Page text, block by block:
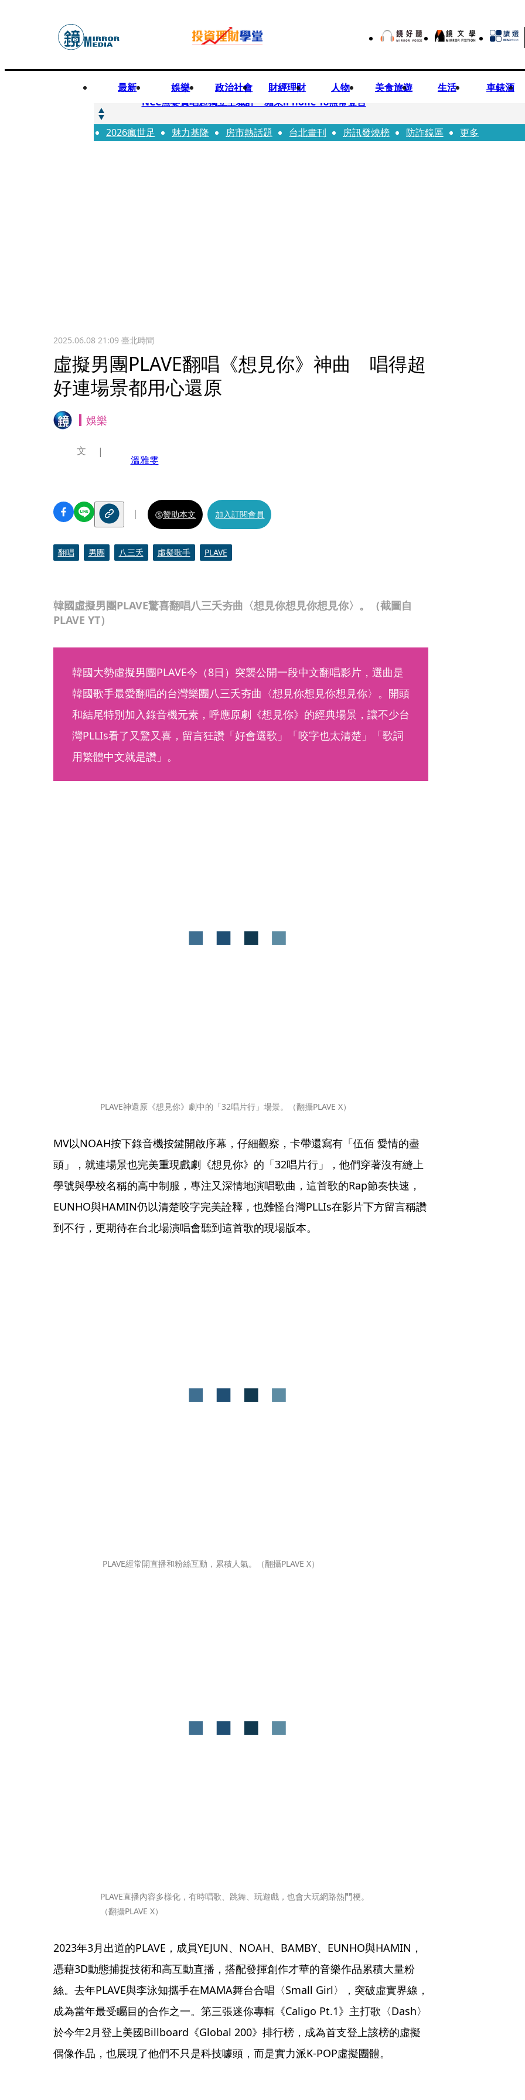
最新 娛樂 政治社會 財經理財 人物 美食旅遊 生活 車錶酒
快訊
NCC無委員唱起獨立空城計 蘋果iPhone 18照常登台
快訊
六強片齊聚桃影 小薰《祖先鬼》回桃影娘家 《長安的荔枝》桃影加映一票難求
2026瘋世足 魅力基隆 房市熱話題 台北畫刊 房訊發燒榜 防詐鏡區 更多
2025.06.08 21:09臺北時間
虛擬男團PLAVE翻唱《想見你》神曲 唱得超
好連場景都用心還原
娛樂
韓國虛擬男團PLAVE驚喜翻唱八三夭夯曲〈想見你想見你想見你〉。（截圖自
PLAVE YT）
文
溫雅雯
贊助本文 加入訂閱會員
翻唱 男團 八三夭 虛擬歌手 PLAVE
韓國大勢虛擬男團PLAVE今（8日）突襲公開一段中文翻唱影片，選曲是
韓國歌手最愛翻唱的台灣樂團八三夭夯曲〈想見你想見你想見你〉。開頭
和結尾特別加入錄音機元素，呼應原劇《想見你》的經典場景，讓不少台
灣PLLIs看了又驚又喜，留言狂讚「好會選歌」「咬字也太清楚」「歌詞
用繁體中文就是讚」。
PLAVE神還原《想見你》劇中的「32唱片行」場景。（翻攝PLAVE X）
MV以NOAH按下錄音機按鍵開啟序幕，仔細觀察，卡帶還寫有「伍佰 愛情的盡
頭」，就連場景也完美重現戲劇《想見你》的「32唱片行」，他們穿著沒有縫上
學號與學校名稱的高中制服，專注又深情地演唱歌曲，這首歌的Rap節奏快速，
EUNHO與HAMIN仍以清楚咬字完美詮釋，也難怪台灣PLLIs在影片下方留言稱讚
到不行，更期待在台北場演唱會聽到這首歌的現場版本。
PLAVE經常開直播和粉絲互動，累積人氣。（翻攝PLAVE X）
PLAVE直播內容多樣化，有時唱歌、跳舞、玩遊戲，也會大玩網路熱門梗。
（翻攝PLAVE X）
2023年3月出道的PLAVE，成員YEJUN、NOAH、BAMBY、EUNHO與HAMIN，
憑藉3D動態捕捉技術和高互動直播，搭配發揮創作才華的音樂作品累積大量粉
絲。去年PLAVE與李泳知攜手在MAMA舞台合唱〈Small Girl〉，突破虛實界線，
成為當年最受矚目的合作之一。第三張迷你專輯《Caligo Pt.1》主打歌〈Dash〉
於今年2月登上美國Billboard《Global 200》排行榜，成為首支登上該榜的虛擬
偶像作品，也展現了他們不只是科技噱頭，而是實力派K-POP虛擬團體。